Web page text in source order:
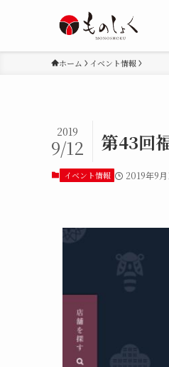
ホーム イベント情報
第43回
2019
9/12
イベント情報 2019年9月